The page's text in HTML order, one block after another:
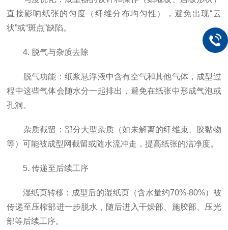
直接影响纸张的匀度（纤维分布均匀性），避免出现“云
状”或“斑点”缺陷。
4. 脱气与杂质去除
脱气功能：纸浆悬浮液中含有空气和其他气体，成型过
程中这些气体会随水分一起排出，避免在纸张中形成气泡或
孔洞。
杂质截留：部分大型杂质（如未解离的纤维束、胶黏物
等）可能被成型网截留或随水流冲走，提高纸张的洁净度。
5. 传递至后续工序
湿纸页转移：成型后的湿纸页（含水量约70%-80%）被
传递至压榨部进一步脱水，随后进入干燥部、施胶部、压光
部等后续工序。